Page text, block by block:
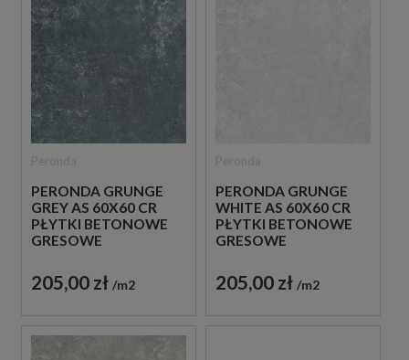
PERONDA GRUNGE
GREY AS 60X60 CR
PŁYTKI BETONOWE
GRESOWE
205,00 zł m2
PERONDA GRUNGE
WHITE AS 60X60 CR
PŁYTKI BETONOWE
GRESOWE
205,00 zł m2